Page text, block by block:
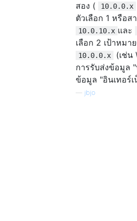
สอง (
10.0.0.x
ตัวเลือก 1 หรือส
10.0.10.x และ
เลือก 2 เป้าหมา
10.0.0.x
(เช่น
การรับส่งข้อมูล
ข้อมูล "อินเทอร์
jbjo